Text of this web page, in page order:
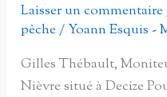
Laisser un commentaire
pêche/Yoann Esquis -
Gilles Thébault,
Nièvre situé à Decize